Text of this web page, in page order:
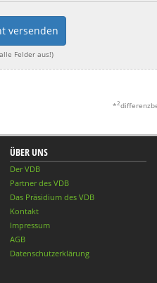
Felder aus!)
*2
ÜBER UNS
Der VDB
Partner des VDB
Das Präsidium des VDB
Kontakt
Impressum
AGB
Datenschutzerklärung